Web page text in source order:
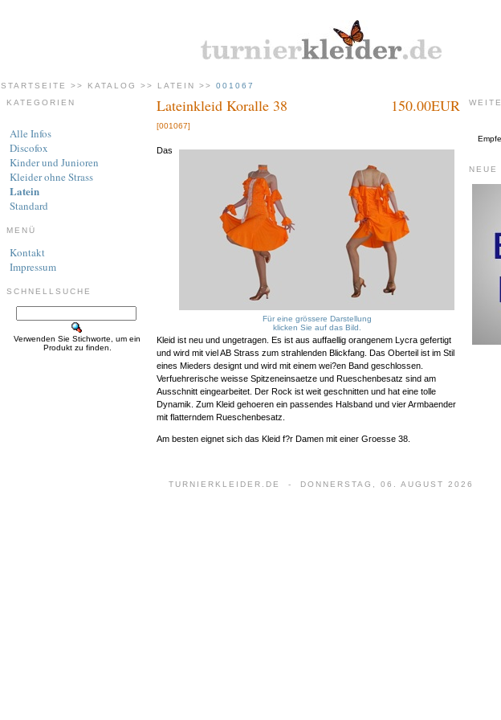
STARTSEITE >> KATALOG >> LATEIN >> 001067
KATEGORIEN
Alle Infos
Discofox
Kinder und Junioren
Kleider ohne Strass
Latein
Standard
MENÜ
Kontakt
Impressum
SCHNELLSUCHE
Verwenden Sie Stichworte, um ein
Produkt zu finden.
Lateinkleid Koralle 38
[001067]
150.00EUR
Für eine grössere Darstellung
klicken Sie auf das Bild.
Das
Kleid ist neu und ungetragen. Es ist aus auffaellig orangenem Lycra gefertigt
und wird mit viel AB Strass zum strahlenden Blickfang. Das Oberteil ist im Stil
eines Mieders designt und wird mit einem wei?en Band geschlossen.
Verfuehrerische weisse Spitzeneinsaetze und Rueschenbesatz sind am
Ausschnitt eingearbeitet. Der Rock ist weit geschnitten und hat eine tolle
Dynamik. Zum Kleid gehoeren ein passendes Halsband und vier Armbaender
mit flatterndem Rueschenbesatz.
Am besten eignet sich das Kleid f?r Damen mit einer Groesse 38.
NEUE
TURNIERKLEIDER.DE - DONNERSTAG, 06. AUGUST 2026